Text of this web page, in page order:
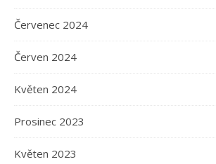
Červenec 2024
Červen 2024
Květen 2024
Prosinec 2023
Květen 2023